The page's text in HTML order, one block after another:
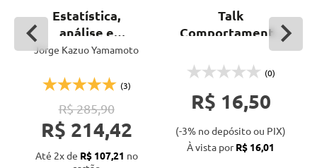
Estatística,
análise e
interpolação de
geoespaciais
Jorge Kazuo Yamamoto
(3)
R$ 285,90
R$ 214,42
Até 2x de R$ 107,21 no
Talk
Comportamento
espectral de
alvos: do chão ao
satélite
(0)
R$ 16,50
(-3% no depósito ou PIX)
À vista porR$ 16,01